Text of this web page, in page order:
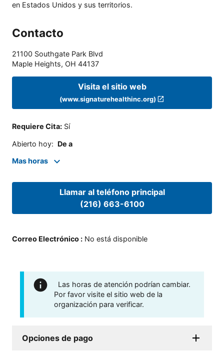
en Estados Unidos y sus territorios.
Contacto
21100 Southgate Park Blvd
Maple Heights, OH 44137
Visita el sitio web
(www.signaturehealthinc.org)
Requiere Cita: Sí
Abierto hoy: De a
Mas horas
Llamar al teléfono principal
(216) 663-6100
Correo Electrónico : No está disponible
Las horas de atención podrían cambiar.
Por favor visite el sitio web de la
organización para verificar.
Opciones de pago